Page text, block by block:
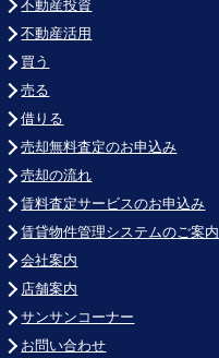
不動産投資
不動産活用
買う
売る
借りる
売却無料査定のお申込み
売却の流れ
賃料査定サービスのお申込み
賃貸物件管理システムのご案内
会社案内
店舗案内
サンサンコーナー
お問い合わせ